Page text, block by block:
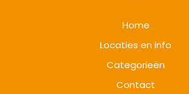
Home
Locaties en info
Categorieën
Contact